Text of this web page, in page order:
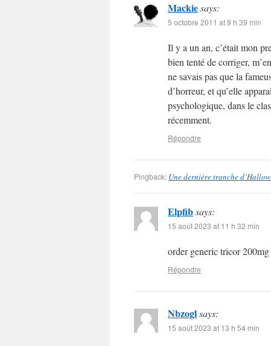
Mackiesays:
5 octobre 2011 at 9 h 39 min
Il y a un an, c’était mon
bien tenté de corriger,
ne savais pas que la
d’horreur, et qu’elle
psychologique, dans le
récemment.
Répondre
Pingback: Une dernière tranche
Elpfibsays:
15 août 2023 at 11 h 32 min
order generic tricor 200mg
Répondre
Nbzoglsays:
15 août 2023 at 13 h 54 min